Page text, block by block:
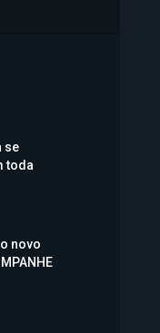
Lemos
se
toda
novo